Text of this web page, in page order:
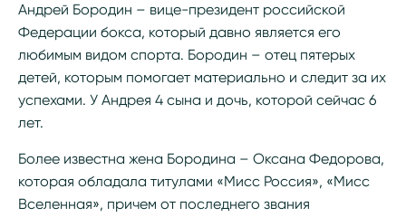
Андрей Бородин – вице-президент российской
Федерации бокса, который давно является его
любимым видом спорта. Бородин – отец пятерых
детей, которым помогает материально и следит за их
успехами. У Андрея 4 сына и дочь, которой сейчас 6
лет.
Более известна жена Бородина – Оксана Федорова,
которая обладала титулами «Мисс Россия», «Мисс
Вселенная», причем от последнего звания